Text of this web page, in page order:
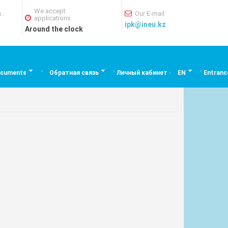
Обратная связь Личный кабинет EN
We accept
applications
Around the clock
Our E-mail:
ipk@ineu.kz